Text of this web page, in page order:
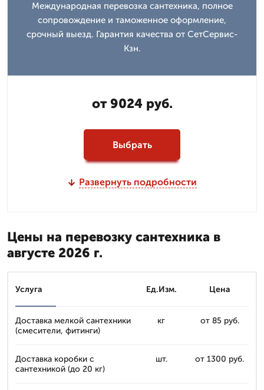
Международная перевозка сантехника, полное
сопровождение и таможенное оформление,
срочный выезд. Гарантия качества от СетСервис-
Кзн.
от 9024 руб.
Выбрать
Развернуть подробности
Цены на перевозку сантехника в
августе 2026 г.
Услуга Ед.Изм. Цена
Доставка мелкой сантехники
(смесители, фитинги)
кг от 85 руб.
Доставка коробки с
сантехникой (до 20 кг)
шт. от 1300 руб.